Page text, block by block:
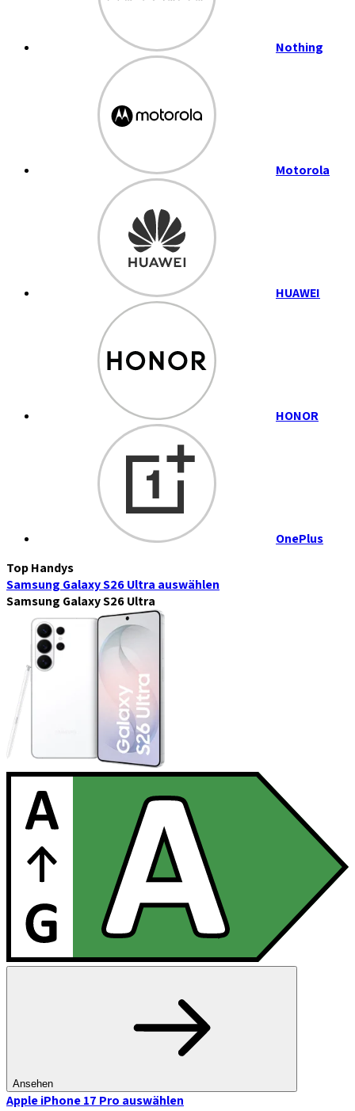
Nothing
Motorola
HUAWEI
HONOR
OnePlus
Top Handys
Samsung Galaxy S26 Ultra auswählen
Samsung Galaxy S26 Ultra
Ansehen
Apple iPhone 17 Pro auswählen